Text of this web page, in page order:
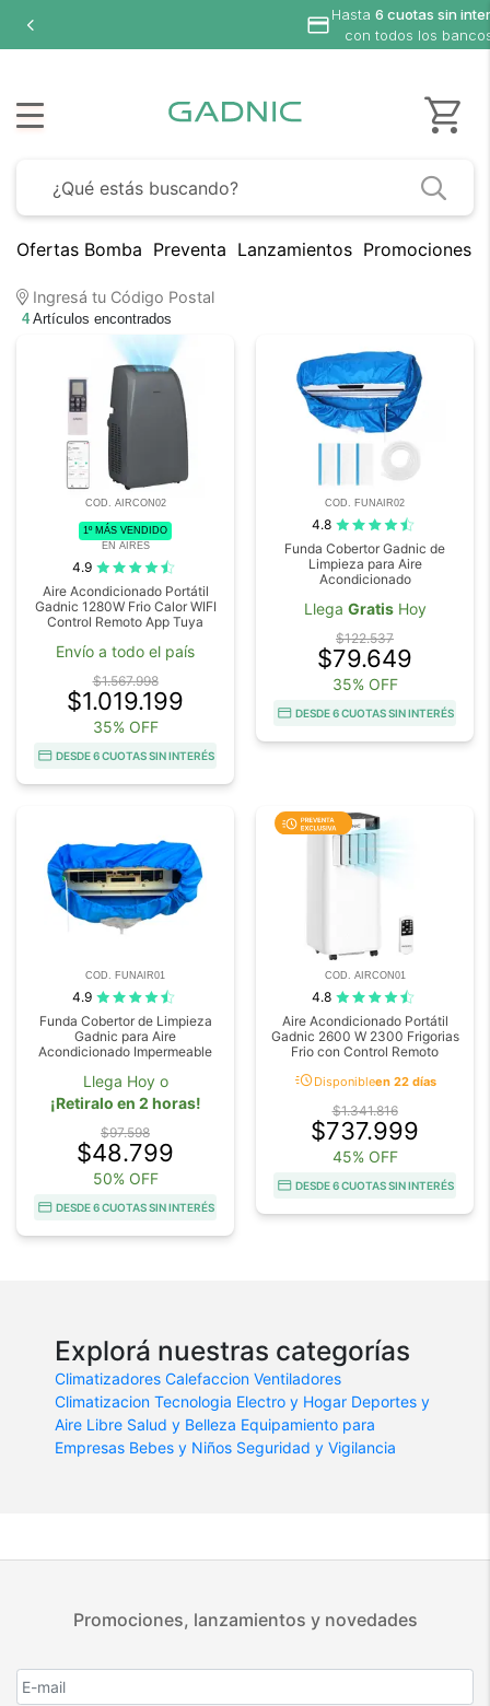
Hasta 6 cuotas sin
con todos los
Ofertas Bomba Preventa Lanzamientos Promociones
Ingresá tu Código Postal
4Artículos encontrados
COD. AIRCON02
1º MÁS VENDIDO
EN AIRES
4.9
Aire Acondicionado Portátil
Gadnic 1280W Frio Calor WIFI
Control Remoto App Tuya
Envío a todo el país
$1.567.998
$1.019.199
35% OFF
DESDE 6 CUOTAS SIN INTERÉS
COD. FUNAIR02
4.8
Funda Cobertor Gadnic de
Limpieza para Aire
Acondicionado
Llega GratisHoy
$122.537
$79.649
35% OFF
DESDE 6 CUOTAS SIN INTERÉS
COD. FUNAIR01
4.9
Funda Cobertor de Limpieza
Gadnic para Aire
Acondicionado Impermeable
Llega Hoy o
¡Retiralo en 2 horas!
$97.598
$48.799
50% OFF
DESDE 6 CUOTAS SIN INTERÉS
COD. AIRCON01
4.8
Aire Acondicionado Portátil
Gadnic 2600 W 2300 Frigorias
Frio con Control Remoto
acuteDisponibleen 22 días
$1.341.816
$737.999
45% OFF
DESDE 6 CUOTAS SIN INTERÉS
Explorá nuestras categorías
Climatizadores Calefaccion Ventiladores
Climatizacion Tecnologia Electro y Hogar Deportes y
Aire Libre Salud y Belleza Equipamiento para
Empresas Bebes y Niños Seguridad y Vigilancia
Promociones, lanzamientos y novedades